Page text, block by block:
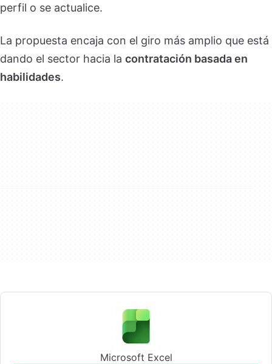
perfil o se actualice.
La propuesta encaja con el giro más amplio que está
dando el sector hacia la contratación basada en
habilidades.
Microsoft Excel